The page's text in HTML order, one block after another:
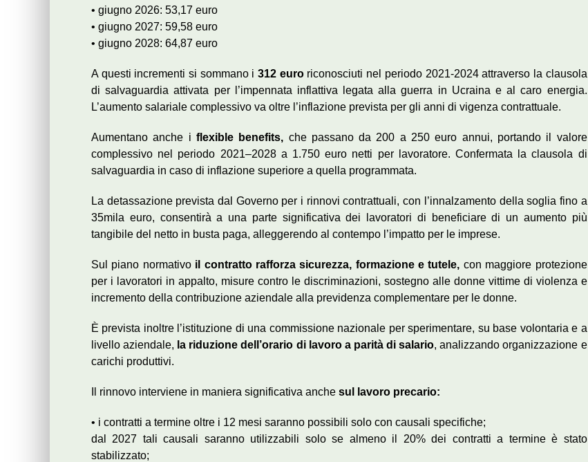
• giugno 2026: 53,17 euro
• giugno 2027: 59,58 euro
• giugno 2028: 64,87 euro
A questi incrementi si sommano i312 euroriconosciuti nel periodo 2021-2024 attraverso la clausola
di salvaguardia attivata per l’impennata inflattiva legata alla guerra in Ucraina e al caro energia.
L’aumento salariale complessivo va oltre l’inflazione prevista per gli anni di vigenza contrattuale.
Aumentano anche i flexible benefits, che passano da 200 a 250 euro annui, portando il valore
complessivo nel periodo 2021–2028 a 1.750 euro netti per lavoratore. Confermata la clausola di
salvaguardia in caso di inflazione superiore a quella programmata.
La detassazione prevista dal Governo per i rinnovi contrattuali, con l’innalzamento della soglia fino a
35mila euro, consentirà a una parte significativa dei lavoratori di beneficiare di un aumento più
tangibile del netto in busta paga, alleggerendo al contempo l’impatto per le imprese.
Sul piano normativo il contratto rafforza sicurezza, formazione e tutele, con maggiore protezione
per i lavoratori in appalto, misure contro le discriminazioni, sostegno alle donne vittime di violenza e
incremento della contribuzione aziendale alla previdenza complementare per le donne.
È prevista inoltre l’istituzione di una commissione nazionale per sperimentare, su base volontaria e a
livello aziendale, la riduzione dell’orario di lavoro a parità di salario, analizzando organizzazione e
carichi produttivi.
Il rinnovo interviene in maniera significativa anche sul lavoro precario:
• i contratti a termine oltre i 12 mesi saranno possibili solo con causali specifiche;
dal 2027 tali causali saranno utilizzabili solo se almeno il 20% dei contratti a termine è stato
stabilizzato;